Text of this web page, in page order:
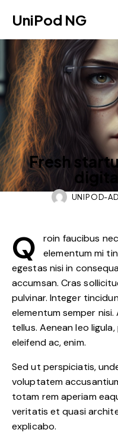
UniPod NG
Fresh
UNIPOD-
Q
roin faucibus
elementum mi
egestas nisi in
accumsan. Cras
pulvinar. Integer
elementum semper
tellus. Aenean leo
eleifend ac, enim.
Sed ut perspiciatis,
voluptatem
totam rem aperiam
veritatis et quasi
explicabo.